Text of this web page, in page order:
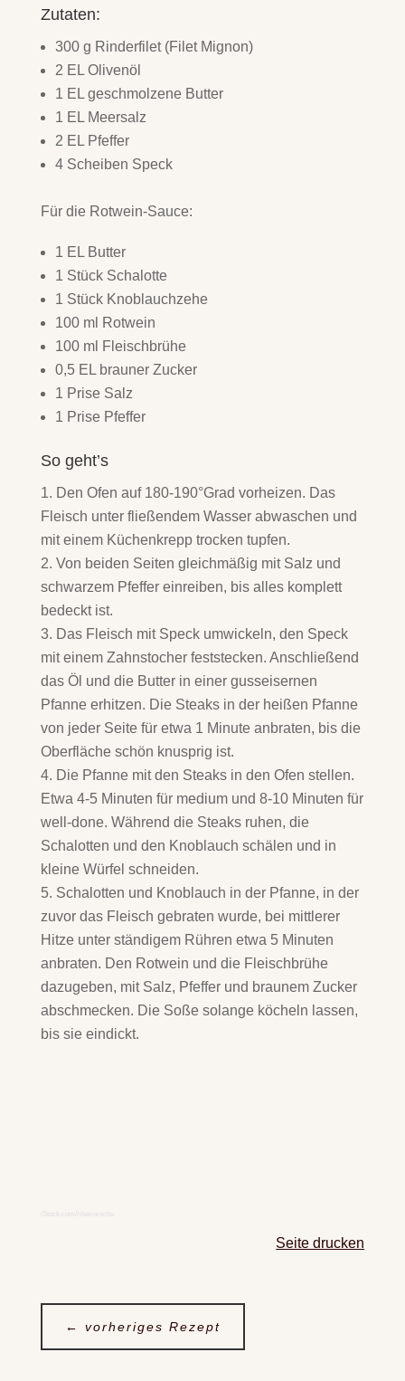
Zutaten:
300 g Rinderfilet (Filet Mignon)
2 EL Olivenöl
1 EL geschmolzene Butter
1 EL Meersalz
2 EL Pfeffer
4 Scheiben Speck
Für die Rotwein-Sauce:
1 EL Butter
1 Stück Schalotte
1 Stück Knoblauchzehe
100 ml Rotwein
100 ml Fleischbrühe
0,5 EL brauner Zucker
1 Prise Salz
1 Prise Pfeffer
So geht’s
Den Ofen auf 180-190°Grad vorheizen. Das
Fleisch unter fließendem Wasser abwaschen und
mit einem Küchenkrepp trocken tupfen.
Von beiden Seiten gleichmäßig mit Salz und
schwarzem Pfeffer einreiben, bis alles komplett
bedeckt ist.
Das Fleisch mit Speck umwickeln, den Speck
mit einem Zahnstocher feststecken. Anschließend
das Öl und die Butter in einer gusseisernen
Pfanne erhitzen. Die Steaks in der heißen Pfanne
von jeder Seite für etwa 1 Minute anbraten, bis die
Oberfläche schön knusprig ist.
Die Pfanne mit den Steaks in den Ofen stellen.
Etwa 4-5 Minuten für medium und 8-10 Minuten für
well-done. Während die Steaks ruhen, die
Schalotten und den Knoblauch schälen und in
kleine Würfel schneiden.
Schalotten und Knoblauch in der Pfanne, in der
zuvor das Fleisch gebraten wurde, bei mittlerer
Hitze unter ständigem Rühren etwa 5 Minuten
anbraten. Den Rotwein und die Fleischbrühe
dazugeben, mit Salz, Pfeffer und braunem Zucker
abschmecken. Die Soße solange köcheln lassen,
bis sie eindickt.
Seite drucken
← vorheriges Rezept